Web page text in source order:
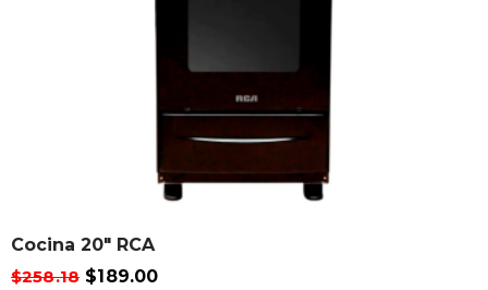
Cocina 20″ RCA
$258.18 $189.00